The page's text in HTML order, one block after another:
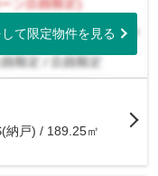
て限定物件を見る
納戸) / 189.25㎡